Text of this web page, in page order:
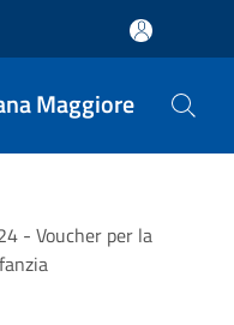
Maggiore
- Voucher per la